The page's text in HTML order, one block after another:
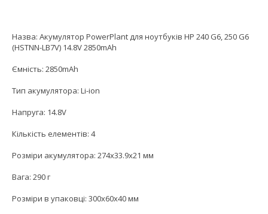
Назва: Акумулятор PowerPlant для ноутбуків HP 240 G6, 250 G6
(HSTNN-LB7V) 14.8V 2850mAh
Ємність: 2850mAh
Тип акумулятора: Li-ion
Напруга: 14.8V
Кількість елементів: 4
Розміри акумулятора: 274x33.9x21 мм
Вага: 290 г
Розміри в упаковці: 300x60x40 мм